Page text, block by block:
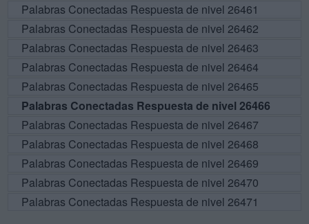
Palabras Conectadas Respuesta de nivel 26461
Palabras Conectadas Respuesta de nivel 26462
Palabras Conectadas Respuesta de nivel 26463
Palabras Conectadas Respuesta de nivel 26464
Palabras Conectadas Respuesta de nivel 26465
Palabras Conectadas Respuesta de nivel 26466
Palabras Conectadas Respuesta de nivel 26467
Palabras Conectadas Respuesta de nivel 26468
Palabras Conectadas Respuesta de nivel 26469
Palabras Conectadas Respuesta de nivel 26470
Palabras Conectadas Respuesta de nivel 26471